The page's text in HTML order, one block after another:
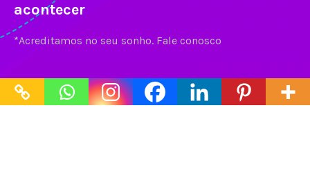
acontecer
*Acreditamos no seu sonho. Fale conosco